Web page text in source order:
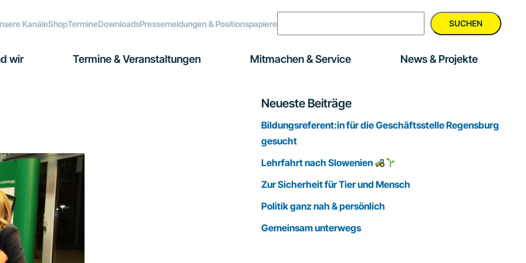
KanäleShopTermineDownloadsPressemeldungen & Positionspapiere SUCHEN
wir Termine & Veranstaltungen Mitmachen & Service News & Projekte
Seitenspalte
Neueste Beiträge
Bildungsreferent:in für die Geschäftsstelle Regensburg
gesucht
Lehrfahrt nach Slowenien
Zur Sicherheit für Tier und Mensch
Politik ganz nah & persönlich
Gemeinsam unterwegs